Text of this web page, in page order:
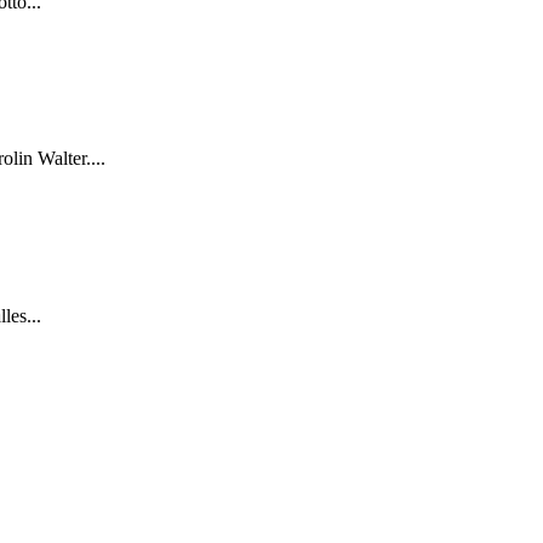
Walter....